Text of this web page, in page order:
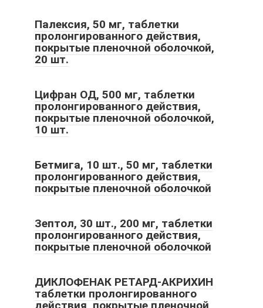
Палексия, 50 мг, таблетки
пролонгированного действия,
покрытые пленочной оболочкой,
20 шт.
Цифран ОД, 500 мг, таблетки
пролонгированного действия,
покрытые пленочной оболочкой,
10 шт.
Бетмига, 10 шт., 50 мг, таблетки
пролонгированного действия,
покрытые пленочной оболочкой
Зептол, 30 шт., 200 мг, таблетки
пролонгированного действия,
покрытые пленочной оболочкой
ДИКЛОФЕНАК РЕТАРД-АКРИХИН
таблетки пролонгированного